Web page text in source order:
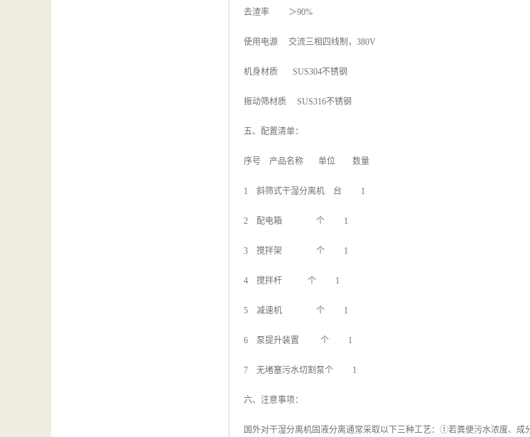
去渣率 ＞90%
使用电源 交流三相四线制，380V
机身材质 SUS304不锈钢
振动筛材质 SUS316不锈钢
五、配置清单：
序号 产品名称 单位 数量
1 斜筛式干湿分离机 台 1
2 配电箱 个 1
3 搅拌架 个 1
4 搅拌杆 个 1
5 减速机 个 1
6 泵提升装置 个 1
7 无堵塞污水切割泵个 1
六、注意事项：
国外对干湿分离机固液分离通常采取以下三种工艺：①若粪便污水浓度、